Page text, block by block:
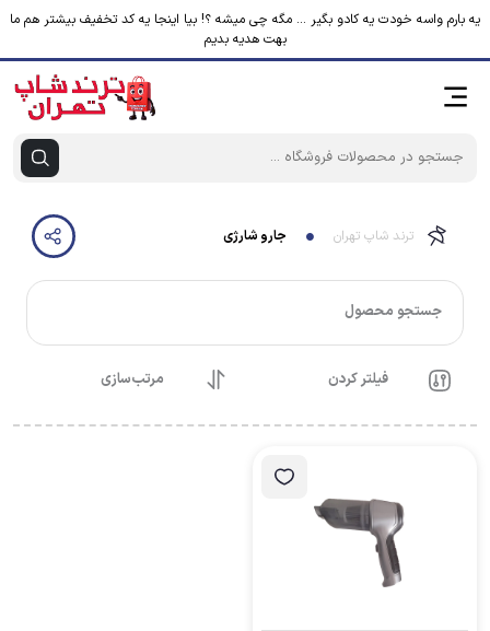
یه بارم واسه خودت یه کادو بگیر ... مگه چی میشه ؟! بیا اینجا یه کد تخفیف بیشتر هم ما
بهت هدیه بدیم
ترند شاپ تهران جارو شارژی
جستجو محصول
فیلتر کردن مرتب‌سازی